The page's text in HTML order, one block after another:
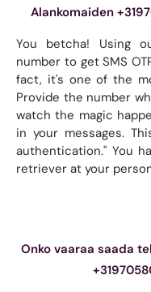
Alankomaiden
You betcha! Using
number to get SMS
fact, it's one of the
Provide the number
watch the magic
in your messages.
authentication." You
retriever at your
Onko vaaraa saada